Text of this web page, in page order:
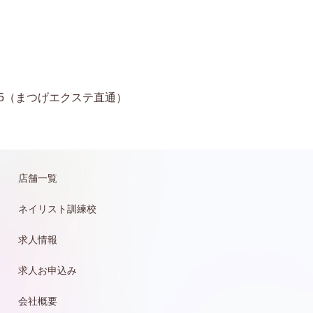
まつげエクステ直通）
店舗一覧
ネイリスト訓練校
求人情報
求人お申込み
会社概要